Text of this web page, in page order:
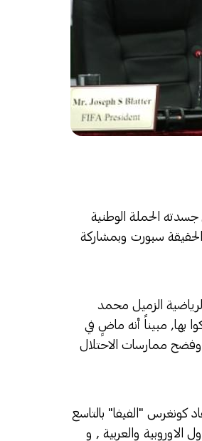
جسدته الحملة الوطنية
سبورت وبمشاركة
الزميل محمد
بها, مبيناً أنه ماضٍ في
وفضح ممارسات الاحتلال
كونغرس "الفيفا" بالتاسع
الاوروبية والعربية , و